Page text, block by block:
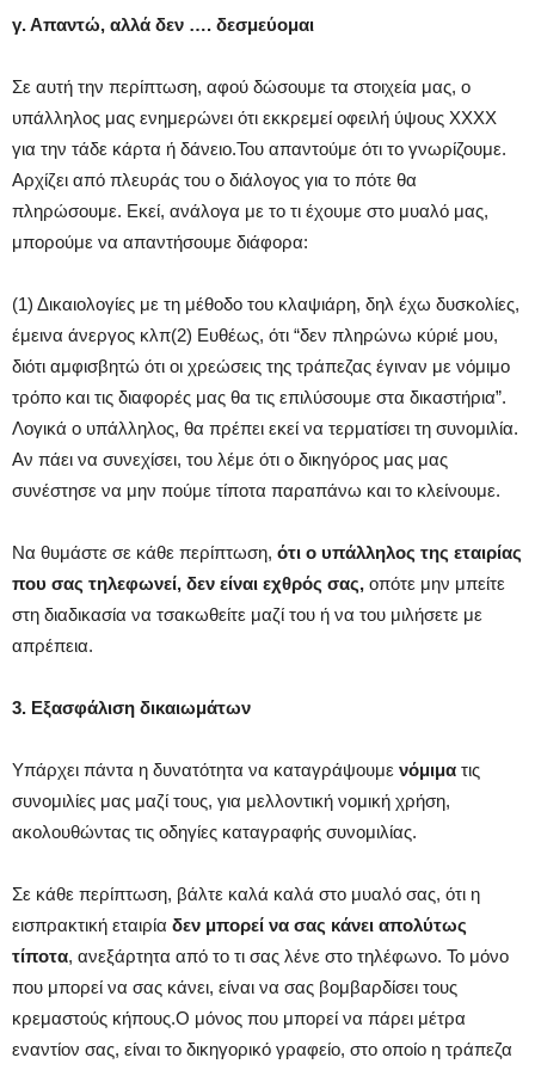
γ. Απαντώ, αλλά δεν …. δεσμεύομαι
Σε αυτή την περίπτωση, αφού δώσουμε τα στοιχεία μας, ο
υπάλληλος μας ενημερώνει ότι εκκρεμεί οφειλή ύψους ΧΧΧΧ
για την τάδε κάρτα ή δάνειο.Του απαντούμε ότι το γνωρίζουμε.
Αρχίζει από πλευράς του ο διάλογος για το πότε θα
πληρώσουμε. Εκεί, ανάλογα με το τι έχουμε στο μυαλό μας,
μπορούμε να απαντήσουμε διάφορα:
(1) Δικαιολογίες με τη μέθοδο του κλαψιάρη, δηλ έχω δυσκολίες,
έμεινα άνεργος κλπ(2) Ευθέως, ότι “δεν πληρώνω κύριέ μου,
διότι αμφισβητώ ότι οι χρεώσεις της τράπεζας έγιναν με νόμιμο
τρόπο και τις διαφορές μας θα τις επιλύσουμε στα δικαστήρια”.
Λογικά ο υπάλληλος, θα πρέπει εκεί να τερματίσει τη συνομιλία.
Αν πάει να συνεχίσει, του λέμε ότι ο δικηγόρος μας μας
συνέστησε να μην πούμε τίποτα παραπάνω και το κλείνουμε.
Να θυμάστε σε κάθε περίπτωση, ότι ο υπάλληλος της εταιρίας
που σας τηλεφωνεί, δεν είναι εχθρός σας, οπότε μην μπείτε
στη διαδικασία να τσακωθείτε μαζί του ή να του μιλήσετε με
απρέπεια.
3. Εξασφάλιση δικαιωμάτων
Υπάρχει πάντα η δυνατότητα να καταγράψουμε νόμιμα τις
συνομιλίες μας μαζί τους, για μελλοντική νομική χρήση,
ακολουθώντας τις οδηγίες καταγραφής συνομιλίας.
Σε κάθε περίπτωση, βάλτε καλά καλά στο μυαλό σας, ότι η
εισπρακτική εταιρία δεν μπορεί να σας κάνει απολύτως
τίποτα, ανεξάρτητα από το τι σας λένε στο τηλέφωνο. Το μόνο
που μπορεί να σας κάνει, είναι να σας βομβαρδίσει τους
κρεμαστούς κήπους.Ο μόνος που μπορεί να πάρει μέτρα
εναντίον σας, είναι το δικηγορικό γραφείο, στο οποίο η τράπεζα